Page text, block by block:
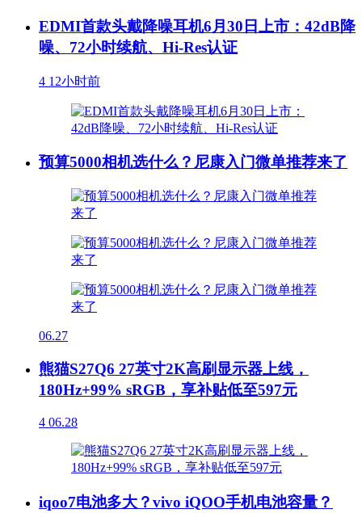
EDMI首款头戴降噪耳机6月30日上市：42dB降
噪、72小时续航、Hi-Res认证
4 12小时前
预算5000相机选什么？尼康入门微单推荐来了
06.27
熊猫S27Q6 27英寸2K高刷显示器上线，
180Hz+99% sRGB，享补贴低至597元
4 06.28
iqoo7电池多大？vivo iQOO手机电池容量？